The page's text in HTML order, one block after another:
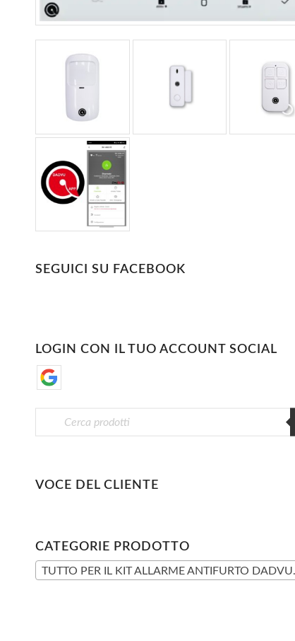
SEGUICI SU FACEBOOK
LOGIN CON IL TUO ACCOUNT SOCIAL
VOCE DEL CLIENTE
CATEGORIE PRODOTTO
TUTTO PER IL KIT ALLARME ANTIFURTO DADVU DV-1A3G V3